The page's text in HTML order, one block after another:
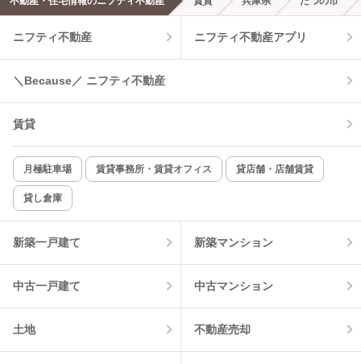
ニフティ不動産 ニフティ不動産アプリ
＼Because／ ニフティ不動産
賃貸
月極駐車場 賃貸事務所・賃貸オフィス 貸店舗・店舗賃貸
貸し倉庫
新築一戸建て 新築マンション
中古一戸建て 中古マンション
土地 不動産売却